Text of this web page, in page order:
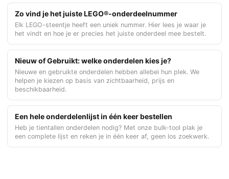
Zo vind je het juiste LEGO®-onderdeelnummer
Elk LEGO-steentje heeft een uniek nummer. Hier lees je waar je
het vindt en hoe je er precies het juiste onderdeel mee bestelt.
Nieuw of Gebruikt: welke onderdelen kies je?
Nieuwe en gebruikte onderdelen hebben allebei hun plek. We
helpen je kiezen op basis van zichtbaarheid, prijs en
beschikbaarheid.
Een hele onderdelenlijst in één keer bestellen
Heb je tientallen onderdelen nodig? Met onze bulk-tool plak je
een complete lijst en reken je in één keer af, geen los zoekwerk.